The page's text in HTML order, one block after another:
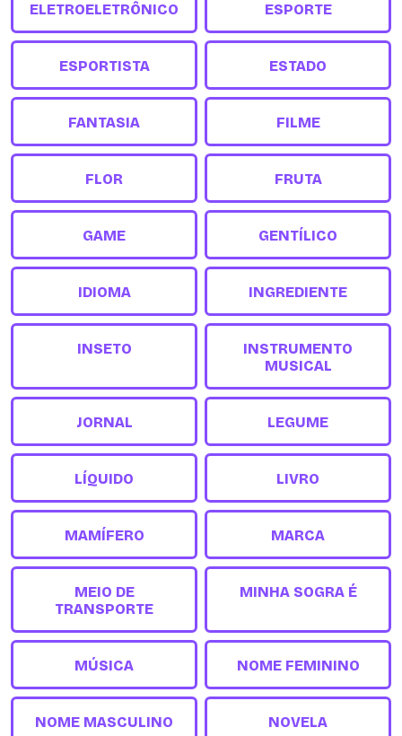
ELETROELETRÔNICO ESPORTE
ESPORTISTA ESTADO
FANTASIA FILME
FLOR FRUTA
GAME GENTÍLICO
IDIOMA INGREDIENTE
INSETO
INSTRUMENTO
MUSICAL
JORNAL LEGUME
LÍQUIDO LIVRO
MAMÍFERO MARCA
MEIO DE
TRANSPORTE
MINHA SOGRA É
MÚSICA NOME FEMININO
NOME MASCULINO NOVELA